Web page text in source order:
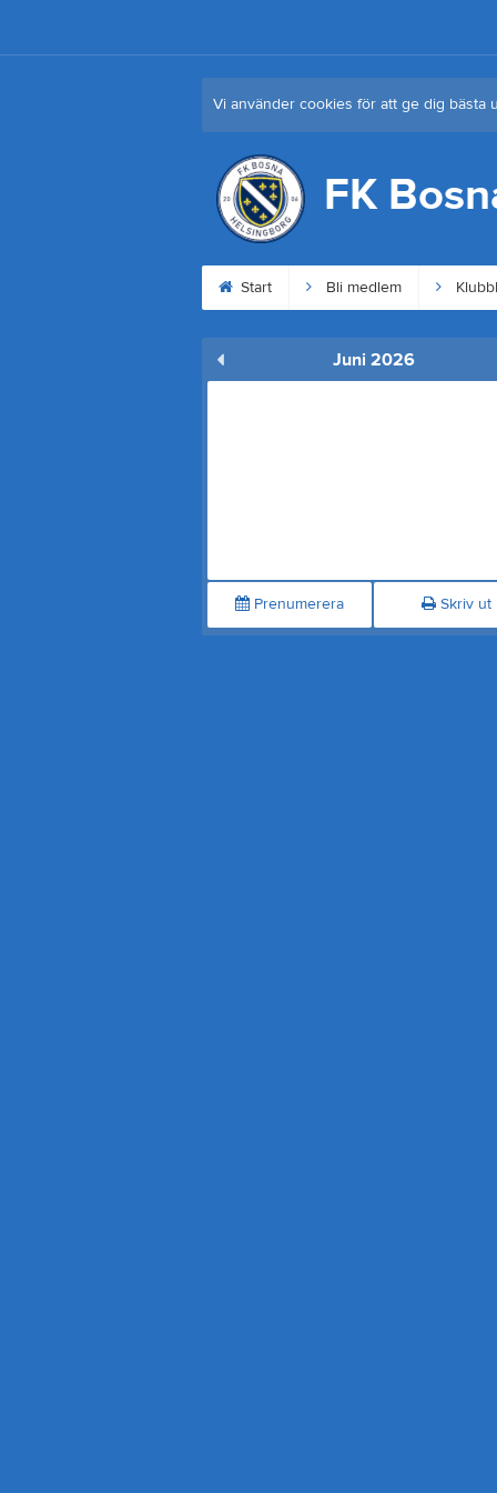
Vi använder cookies för att ge dig bästa
FK
Start Bli medlem
Juni 2026
Prenumerera Skriv ut